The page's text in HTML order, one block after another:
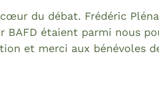
du débat. Frédéric
BAFD étaient parmi nous
et merci aux bénévoles